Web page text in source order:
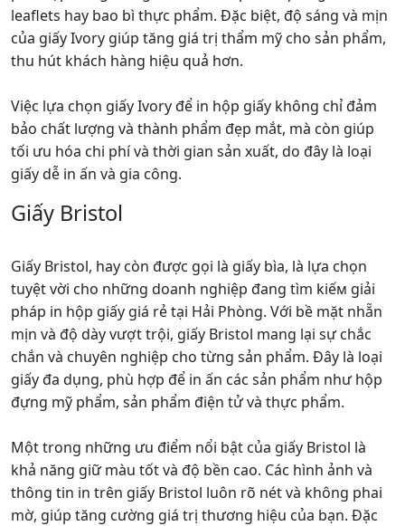
leaflets hay bao bì thực phẩm. Đặc biệt, độ sáng và mịn
của giấy Ivory giúp tăng giá trị thẩm mỹ cho sản phẩm,
thu hút khách hàng hiệu quả hơn.
Việc lựa chọn giấy Ivory để in hộp giấy không chỉ đảm
bảo chất lượng và thành phẩm đẹp mắt, mà còn giúp
tối ưu hóa chi phí và thời gian sản xuất, do đây là loại
giấy dễ in ấn và gia công.
Giấy Bristol
Giấy Bristol, hay còn được gọi là giấy bìa, là lựa chọn
tuyệt vời cho những doanh nghiệp đang tìm kiếм giải
pháp in hộp giấy giá rẻ tại Hải Phòng. Với bề mặt nhẵn
mịn và độ dày vượt trội, giấy Bristol mang lại sự chắc
chắn và chuyên nghiệp cho từng sản phẩm. Đây là loại
giấy đa dụng, phù hợp để in ấn các sản phẩm như hộp
đựng mỹ phẩm, sản phẩm điện tử và thực phẩm.
Một trong những ưu điểm nổi bật của giấy Bristol là
khả năng giữ màu tốt và độ bền cao. Các hình ảnh và
thông tin in trên giấy Bristol luôn rõ nét và không phai
mờ, giúp tăng cường giá trị thương hiệu của bạn. Đặc